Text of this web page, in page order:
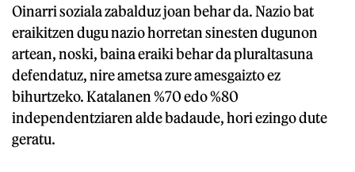
Oinarri soziala zabalduz joan behar da. Nazio bat
eraikitzen dugu nazio horretan sinesten dugunon
artean, noski, baina eraiki behar da pluraltasuna
defendatuz, nire ametsa zure amesgaizto ez
bihurtzeko. Katalanen %70 edo %80
independentziaren alde badaude, hori ezingo dute
geratu.